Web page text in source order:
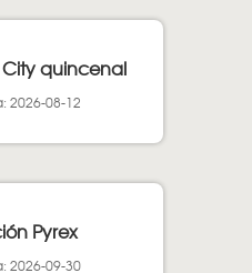
City quincenal
2026-08-12
Pyrex
2026-09-30